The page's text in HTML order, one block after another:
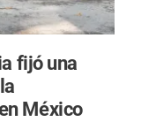
fijó una
México